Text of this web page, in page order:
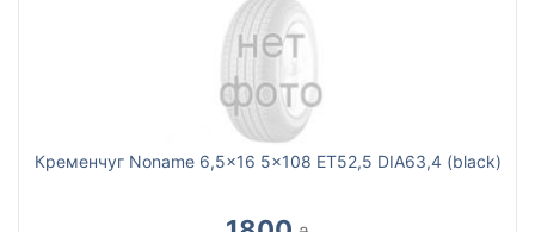
Кременчуг Noname 6,5x16 5x108 ET52,5 DIA63,4 (black)